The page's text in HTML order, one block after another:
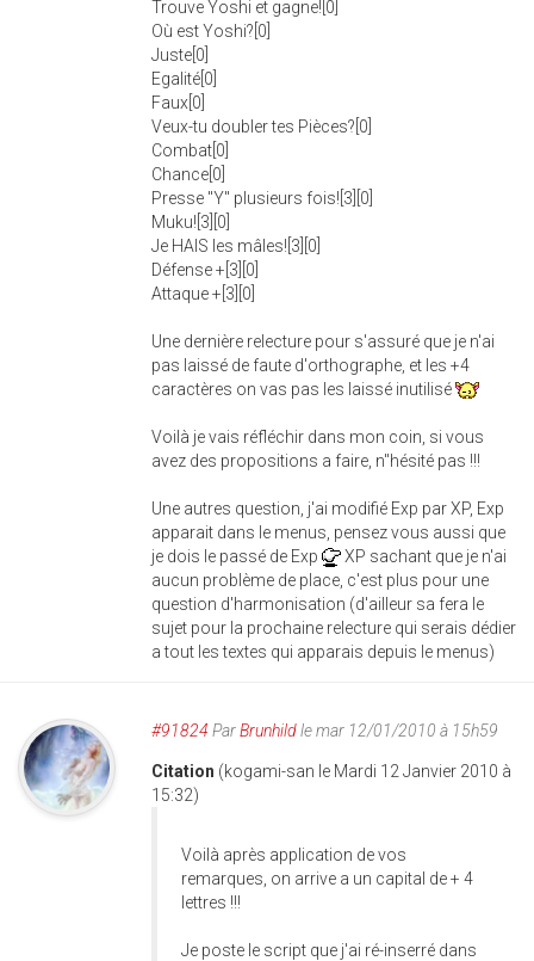
Trouve Yoshi et gagne![0]
Où est Yoshi?[0]
Juste[0]
Egalité[0]
Faux[0]
Veux-tu doubler tes Pièces?[0]
Combat[0]
Chance[0]
Presse "Y" plusieurs fois![3][0]
Muku![3][0]
Je HAIS les mâles![3][0]
Défense +[3][0]
Attaque +[3][0]
Une dernière relecture pour s'assuré que je n'ai
pas laissé de faute d'orthographe, et les +4
caractères on vas pas les laissé inutilisé
Voilà je vais réfléchir dans mon coin, si vous
avez des propositions a faire, n"hésité pas !!!
Une autres question, j'ai modifié Exp par XP, Exp
apparait dans le menus, pensez vous aussi que
je dois le passé de Exp
XP sachant que je n'ai
aucun problème de place, c'est plus pour une
question d'harmonisation (d'ailleur sa fera le
sujet pour la prochaine relecture qui serais dédier
a tout les textes qui apparais depuis le menus)
#91824 ParBrunhildle mar 12/01/2010 à 15h59
Citation (kogami-san le Mardi 12 Janvier 2010 à
15:32)
Voilà après application de vos
remarques, on arrive a un capital de + 4
lettres !!!
Je poste le script que j'ai ré-inserré dans